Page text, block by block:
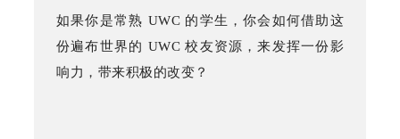
如果你是常熟 UWC 的学生，你会如何借助这
份遍布世界的 UWC校友资源，来发挥一份影
响力，带来积极的改变？